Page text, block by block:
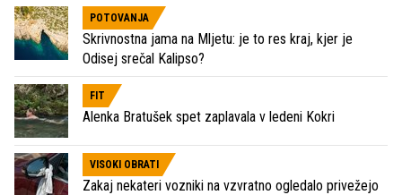
POTOVANJA
Skrivnostna jama na Mljetu: je to res kraj, kjer je
Odisej srečal Kalipso?
FIT
Alenka Bratušek spet zaplavala v ledeni Kokri
VISOKI OBRATI
Zakaj nekateri vozniki na vzvratno ogledalo privežejo